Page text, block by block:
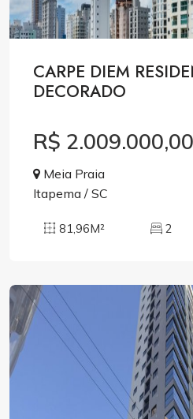
CARPE DIEM
DECORADO
R$ 2.009.000,00
Meia Praia
Itapema / SC
81,96M² 2